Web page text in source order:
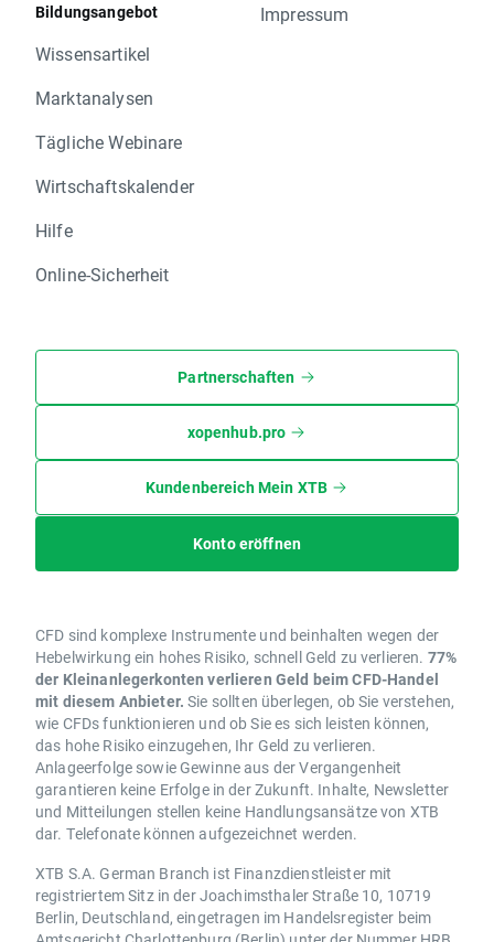
Bildungsangebot
Wissensartikel
Marktanalysen
Tägliche Webinare
Wirtschaftskalender
Hilfe
Online-Sicherheit
Impressum
Partnerschaften
xopenhub.pro
Kundenbereich Mein XTB
Konto eröffnen
CFD sind komplexe Instrumente und beinhalten wegen der
Hebelwirkung ein hohes Risiko, schnell Geld zu verlieren. 77%
der Kleinanlegerkonten verlieren Geld beim CFD-Handel
mit diesem Anbieter. Sie sollten überlegen, ob Sie verstehen,
wie CFDs funktionieren und ob Sie es sich leisten können,
das hohe Risiko einzugehen, Ihr Geld zu verlieren.
Anlageerfolge sowie Gewinne aus der Vergangenheit
garantieren keine Erfolge in der Zukunft. Inhalte, Newsletter
und Mitteilungen stellen keine Handlungsansätze von XTB
dar. Telefonate können aufgezeichnet werden.
XTB S.A. German Branch ist Finanzdienstleister mit
registriertem Sitz in der Joachimsthaler Straße 10, 10719
Berlin, Deutschland, eingetragen im Handelsregister beim